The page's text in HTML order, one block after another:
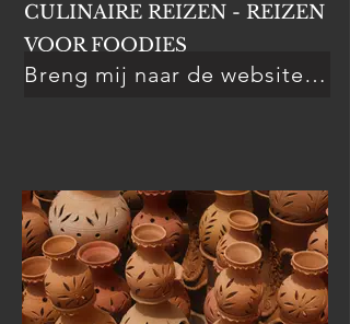
CULINAIRE REIZEN - REIZEN
VOOR FOODIES
Breng mij naar de website van CulinaireReizen.be